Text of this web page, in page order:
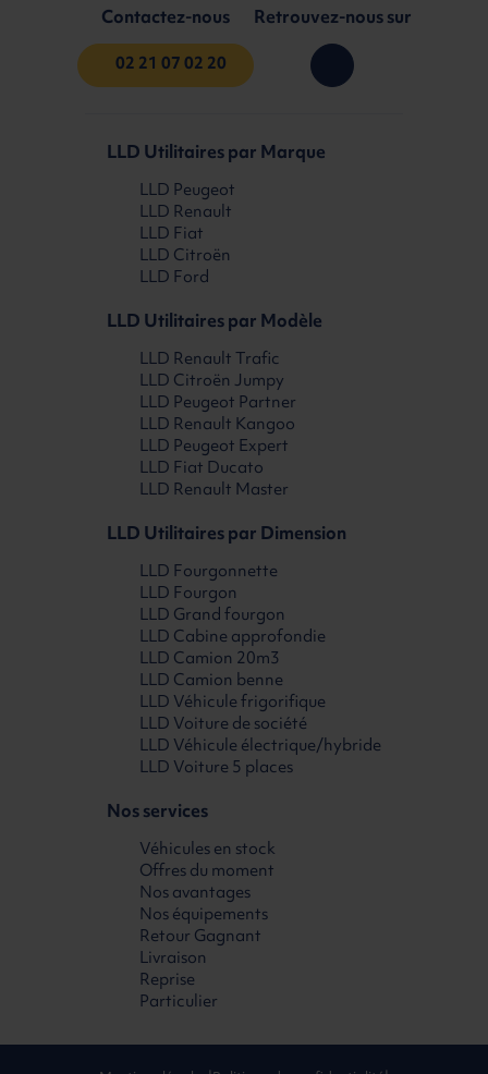
Contactez-nous
02 21 07 02 20
Retrouvez-nous sur
LLD Utilitaires par Marque
LLD Peugeot
LLD Renault
LLD Fiat
LLD Citroën
LLD Ford
LLD Utilitaires par Modèle
LLD Renault Trafic
LLD Citroën Jumpy
LLD Peugeot Partner
LLD Renault Kangoo
LLD Peugeot Expert
LLD Fiat Ducato
LLD Renault Master
LLD Utilitaires par Dimension
LLD Fourgonnette
LLD Fourgon
LLD Grand fourgon
LLD Cabine approfondie
LLD Camion 20m3
LLD Camion benne
LLD Véhicule frigorifique
LLD Voiture de société
LLD Véhicule électrique/hybride
LLD Voiture 5 places
Nos services
Véhicules en stock
Offres du moment
Nos avantages
Nos équipements
Retour Gagnant
Livraison
Reprise
Particulier